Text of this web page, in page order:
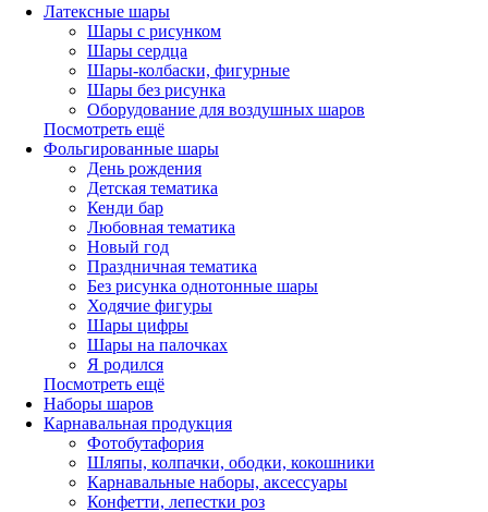
Латексные шары
Шары с рисунком
Шары сердца
Шары-колбаски, фигурные
Шары без рисунка
Оборудование для воздушных шаров
Посмотреть ещё
Фольгированные шары
День рождения
Детская тематика
Кенди бар
Любовная тематика
Новый год
Праздничная тематика
Без рисунка однотонные шары
Ходячие фигуры
Шары цифры
Шары на палочках
Я родился
Посмотреть ещё
Наборы шаров
Карнавальная продукция
Фотобутафория
Шляпы, колпачки, ободки, кокошники
Карнавальные наборы, аксессуары
Конфетти, лепестки роз